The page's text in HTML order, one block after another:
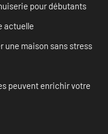
pour débutants
actuelle
une maison sans stress
peuvent enrichir votre